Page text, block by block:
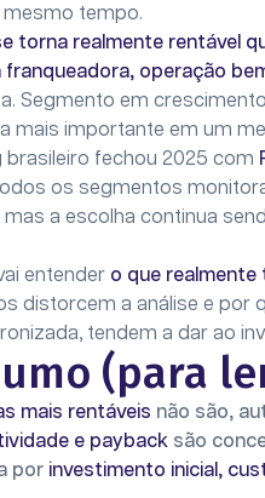
tempo.
torna realmente rentável
operação
Segmento em
mais importante em um
brasileiro fechou 2025 com
os segmentos
mas a escolha continua
entender o que realmente
distorcem a análise e
tendem a dar ao
(para
mais rentáveis não são,
e paybacksão
por investimento inicial,